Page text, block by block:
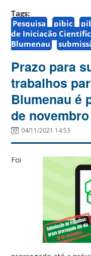
Tags:
Pesquisa
pibic
de Iniciação
Blumenau
Prazo para
trabalhos
Blumenau é
de novembro
04/11/2021 14:53
Foi